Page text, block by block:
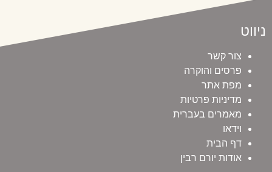
ניווט
צור קשר
פרסים והוקרה
מפת אתר
מדיניות פרטיות
מאמרים בעברית
וידאו
דף הבית
אודות יורם רבין